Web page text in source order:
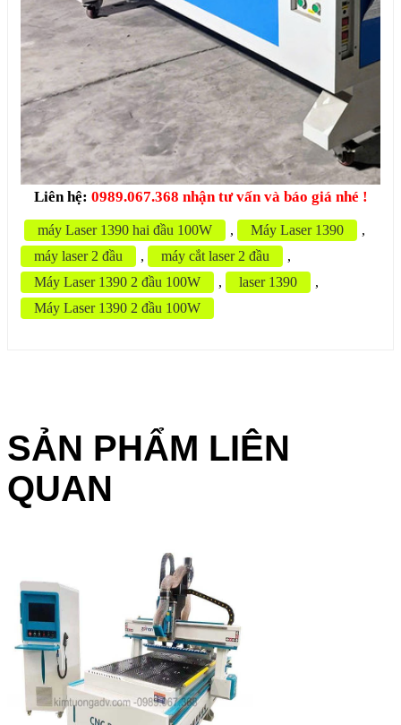
Liên hệ: 0989.067.368 nhận tư vấn và báo giá nhé !
máy Laser 1390 hai đầu 100W , Máy Laser 1390
,
máy laser 2 đầu
, máy cắt laser 2 đầu
,
Máy Laser 1390 2 đầu 100W
, laser 1390
,
Máy Laser 1390 2 đầu 100W
SẢN PHẨM LIÊN
QUAN